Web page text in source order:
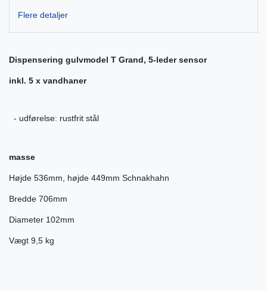
Flere detaljer
Dispensering gulvmodel T Grand, 5-leder sensor
inkl. 5 x vandhaner
- udførelse: rustfrit stål
masse
Højde 536mm, højde 449mm Schnakhahn
Bredde 706mm
Diameter 102mm
Vægt 9,5 kg